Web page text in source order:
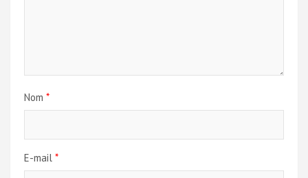
Nom *
E-mail *